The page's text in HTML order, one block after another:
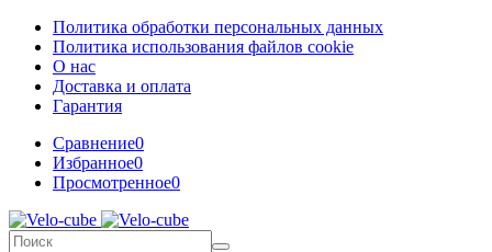
Политика обработки персональных данных
Политика использования файлов cookie
О нас
Доставка и оплата
Гарантия
Сравнение0
Избранное0
Просмотренное0